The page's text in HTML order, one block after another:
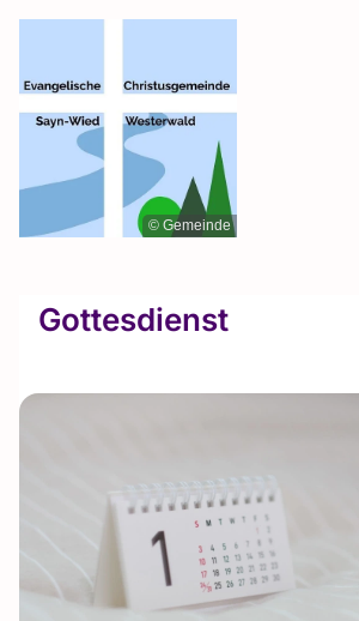
© Gemeinde
Gottesdienst